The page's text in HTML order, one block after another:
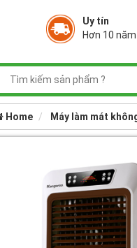
Uy tín
Hơn 10 năm
Home Máy làm mát